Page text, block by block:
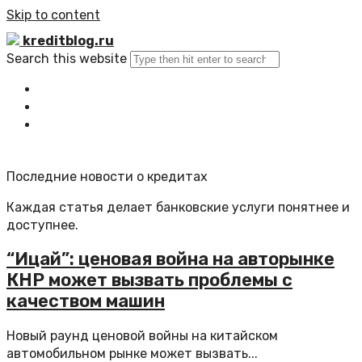
Skip to content
kreditblog.ru
Search this website
Последние новости о кредитах
Каждая статья делает банковские услуги понятнее и
доступнее.
“Ицай”: ценовая война на авторынке
КНР может вызвать проблемы с
качеством машин
Новый раунд ценовой войны на китайском
автомобильном рынке может вызвать...